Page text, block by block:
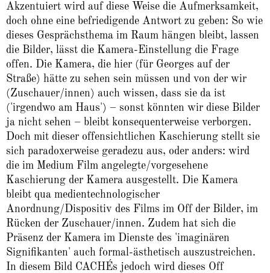
Akzentuiert wird auf diese Weise die Aufmerksamkeit,
doch ohne eine befriedigende Antwort zu geben: So wie
dieses Gesprächsthema im Raum hängen bleibt, lassen
die Bilder, lässt die Kamera-Einstellung die Frage
offen. Die Kamera, die hier (für Georges auf der
Straße) hätte zu sehen sein müssen und von der wir
(Zuschauer/innen) auch wissen, dass sie da ist
('irgendwo am Haus') – sonst könnten wir diese Bilder
ja nicht sehen – bleibt konsequenterweise verborgen.
Doch mit dieser offensichtlichen Kaschierung stellt sie
sich paradoxerweise geradezu aus, oder anders: wird
die im Medium Film angelegte/vorgesehene
Kaschierung der Kamera ausgestellt. Die Kamera
bleibt qua medientechnologischer
Anordnung/Dispositiv des Films im Off der Bilder, im
Rücken der Zuschauer/innen. Zudem hat sich die
Präsenz der Kamera im Dienste des 'imaginären
Signifikanten' auch formal-ästhetisch auszustreichen.
In diesem Bild CACHÉs jedoch wird dieses Off